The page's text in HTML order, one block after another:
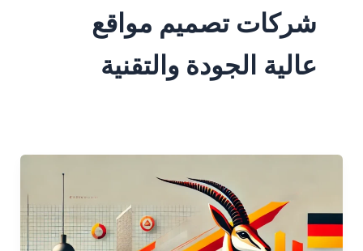
شركات تصميم مواقع
عالية الجودة والتقنية